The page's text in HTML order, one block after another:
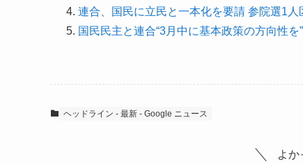
連合、国民に立民と一本化を要請 参院選1人
国民民主と連合“3月中に基本政策の方向性を
ヘッドライン - 最新 - Google ニュース
よか